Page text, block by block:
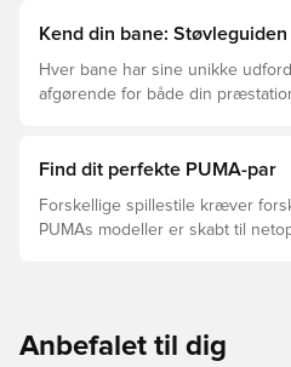
Kend din bane:
Hver bane har sine unikke
afgørende for både din
støvler der er det bedste valg til
Find dit perfekte PUMA-par
Forskellige spillestile kræver
PUMAs modeller er skabt til
Anbefalet til dig